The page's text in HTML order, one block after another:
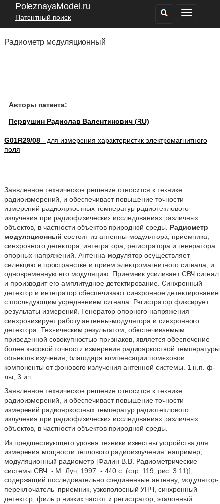
PoleznayaModel.ru
Патентный поиск
Радиометр модуляционный
Авторы патента:
Первушин Радислав Валентинович (RU)
G01R29/08- для измерения характеристик электромагнитного
поля
Заявленное техническое решение относится к технике
радиоизмерений, и обеспечивает повышение точности
измерений радиояркостных температур радиотеплового
излучения при радиофизических исследованиях различных
объектов, в частности объектов природной среды. Радиометр
модуляционный состоит из антенны-модулятора, приемника,
синхронного детектора, интегратора, регистратора и генератора
опорных напряжений. Антенна-модулятор осуществляет
селекцию в пространстве и прием электромагнитного сигнала, и
одновременную его модуляцию. Приемник усиливает СВЧ сигнал
и производит его амплитудное детектирование. Синхронный
детектор и интегратор обеспечивают синхронное детектирование
с последующим усреднением сигнала. Регистратор фиксирует
результаты измерений. Генератор опорного напряжения
синхронизирует работу антенны-модулятора и синхронного
детектора. Техническим результатом, обеспечиваемым
приведенной совокупностью признаков, является обеспечение
более высокой точности измерения радиояркостной температуры
объектов изучения, благодаря компенсации помеховой
компоненты от фонового излучения антенной системы. 1 н.п. ф-
лы, 3 ил.
Заявленное техническое решение относится к технике
радиоизмерений, и обеспечивает повышение точности
измерений радиояркостных температур радиотеплового
излучения при радиофизических исследованиях различных
объектов, в частности объектов природной среды.
Из предшествующего уровня техники известны устройства для
измерения мощности теплового радиоизлучения, например,
модуляционный радиометр [Фалин В.В. Радиометрические
системы СВЧ. - М: Луч, 1997. - 440 с. (стр. 119, рис. 3.11)],
содержащий последовательно соединенные антенну, модулятор-
переключатель, приемник, узкополосный УНЧ, синхронный
детектор, фильтр низких частот и регистратор, эталонный